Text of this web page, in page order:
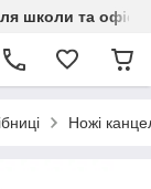
школи та офісу
Ножі